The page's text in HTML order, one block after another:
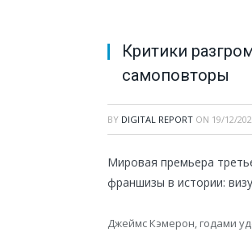
Критики
самоповторы
BY DIGITAL REPORT ON 19/12/
Мировая премьера
франшизы в истории:
Джеймс Кэмерон, годами